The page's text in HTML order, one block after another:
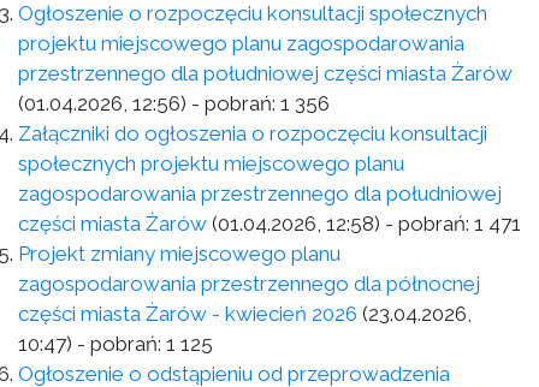
Ogłoszenie o rozpoczęciu konsultacji społecznych
projektu miejscowego planu zagospodarowania
przestrzennego dla południowej części miasta Żarów
(01.04.2026, 12:56) - pobrań: 1 356
Załączniki do ogłoszenia o rozpoczęciu konsultacji
społecznych projektu miejscowego planu
zagospodarowania przestrzennego dla południowej
części miasta Żarów (01.04.2026, 12:58) - pobrań: 1 471
Projekt zmiany miejscowego planu
zagospodarowania przestrzennego dla północnej
części miasta Żarów - kwiecień 2026 (23.04.2026,
10:47) - pobrań: 1 125
Ogłoszenie o odstąpieniu od przeprowadzenia